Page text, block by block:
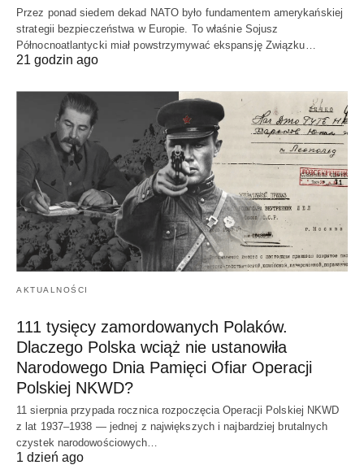
Przez ponad siedem dekad NATO było fundamentem amerykańskiej
strategii bezpieczeństwa w Europie. To właśnie Sojusz
Północnoatlantycki miał powstrzymywać ekspansję Związku…
21 godzin ago
AKTUALNOŚCI
111 tysięcy zamordowanych Polaków.
Dlaczego Polska wciąż nie ustanowiła
Narodowego Dnia Pamięci Ofiar Operacji
Polskiej NKWD?
11 sierpnia przypada rocznica rozpoczęcia Operacji Polskiej NKWD
z lat 1937–1938 — jednej z największych i najbardziej brutalnych
czystek narodowościowych…
1 dzień ago